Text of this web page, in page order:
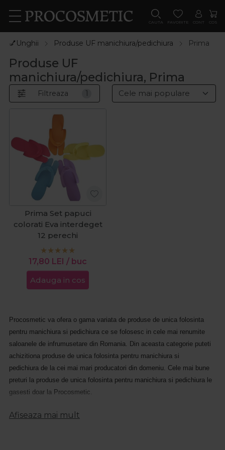
CAUTA FAVORITE CONT COS
💅Unghii Produse UF manichiura/pedichiura Prima
Produse UF
manichiura/pedichiura, Prima
Filtreaza 1
Prima Set papuci
colorati Eva interdeget
12 perechi
17,80 LEI / buc
Adauga in cos
Procosmetic va ofera o gama variata de produse de unica folosinta
pentru manichiura si pedichiura ce se folosesc in cele mai renumite
saloanele de infrumusetare din Romania. Din aceasta categorie puteti
achizitiona produse de unica folosinta pentru manichiura si
pedichiura de la cei mai mari producatori din domeniu. Cele mai bune
preturi la produse de unica folosinta pentru manichiura si pedichiura le
gasesti doar la Procosmetic.
La fiecare produs din categoria produse de unica folosinta pentru
Afiseaza mai mult